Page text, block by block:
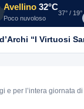
Avellino 32°C
Poco nuvoloso
37° / 19°
“I Virtuosi
e per l’intera giornata